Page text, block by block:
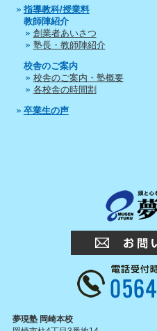
指導教科/授業料
教師陣紹介
創業者あいさつ
塾長・教師陣紹介
校舎のご案内
校舎のご案内・塾概要
各校舎の時間割
卒業生の声
夢現塾 岡崎本校